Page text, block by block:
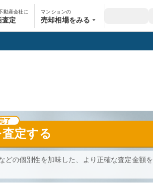
動産会社に
査定
マンションの
売却相場をみる
査定する
了
どの個別性を加味した、より正確な査定金額を